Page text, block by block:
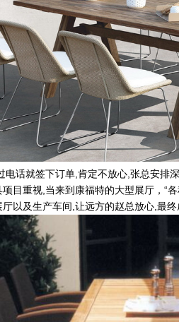
电话就签下订单 肯定不放心 张总安排
项目重视 当来到康福特的大型展厅， “
以及生产车间 让远方的赵总放心 最终